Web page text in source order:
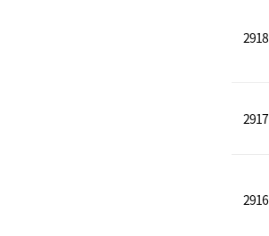
2918
2917
2916